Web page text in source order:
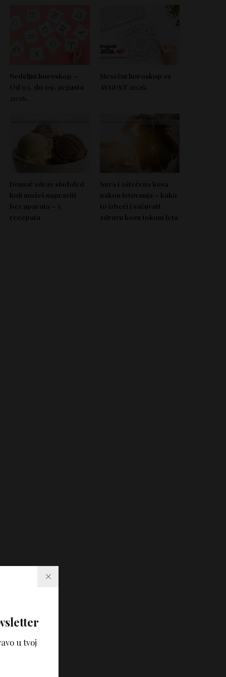
u tvoj
Nedeljni horoskop –
Od 03. do 09. avgusta
2026.
Mesečni horoskop za
AVGUST 2026.
Domać zdrav sladoled
koji možeš napraviti
bez aparata – 5
recepata
Suva i oštećena kosa
nakon letovanja – kako
to izbeći i sačuvati
zdravu kosu tokom leta